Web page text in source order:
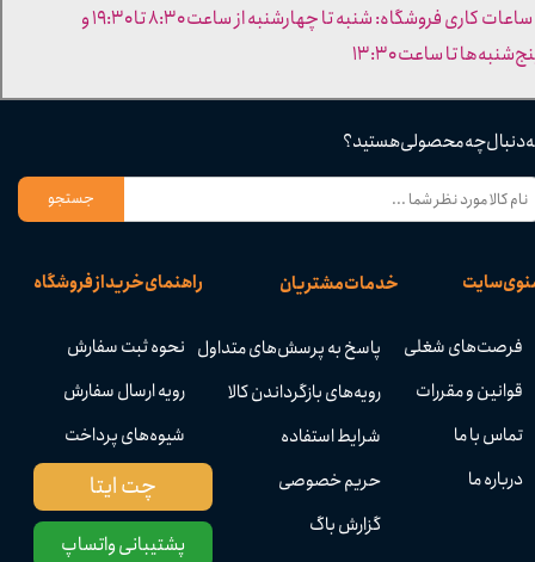
راهنمای خرید از فروشگاه
نحوه ثبت سفارش
رویه ارسال سفارش
شیوه‌های پرداخت
خدمات مشتریان
پاسخ به پرسش‌های متداول
رویه‌های بازگرداندن کالا
شرایط استفاده
حریم خصوصی
گزارش باگ
سایت
فرصت‌های شغلی
قوانین و مقررات
تماس با ما
درباره ما
دنبال چه محصولی هستید؟
جستجو
پشتیبانی واتساپ
چت ایتا
- ساعات کاری فروشگاه: شنبه تا چهارشنبه از ساعت ۸:۳۰ تا ۱۹:۳۰ و
تا ساعت ۱۳:۳۰​​​​​​​